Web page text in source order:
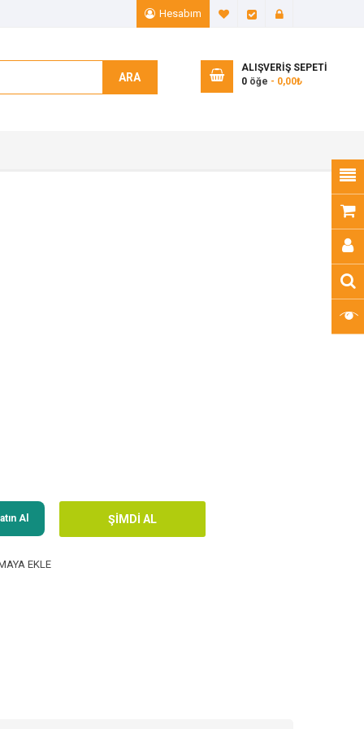
Hesabım A. Listem (0)
Ödeme
ARA
ALIŞVERIŞ SEPETI
0 öğe - 0,00₺
Al
EKLE